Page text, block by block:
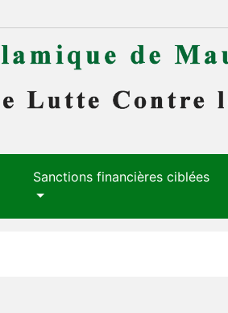
Sanctions financières ciblées